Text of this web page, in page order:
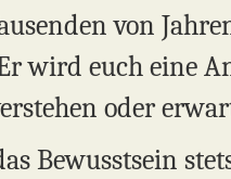
von
wird euch eine
oder
Bewusstsein